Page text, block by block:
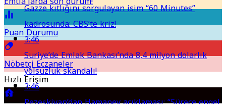
Puan Durumu
Nöbetçi Eczaneler
Hızlı Erişim
Gazze kıtlığını sorgulayan isim “60 Minutes”
kadrosunda: CBS’te kriz!
3:46
Suriye’de Emlak Bankası’nda 8,4 milyon dolarlık
yolsuzluk skandalı!
3:46